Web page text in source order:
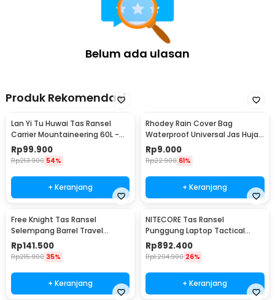
Belum ada ulasan
Produk Rekomendasi
Lan Yi Tu Huwai Tas Ransel
Carrier Mountaineering 60L -
GC64
Rp99.900
Rp213.900 54%
+ Keranjang
Rhodey Rain Cover Bag
Waterproof Universal Jas Hujan
Tas Ransel 30-40L - WB20
Rp9.000
Rp22.900 61%
+ Keranjang
Free Knight Tas Ransel
Selempang Barrel Travel
Mountaineering Canvas -
CC05
Rp141.500
Rp215.900 35%
+ Keranjang
NITECORE Tas Ransel
Punggung Laptop Tactical
Backpack Outdoor - BP20
Rp892.400
Rp1.204.900 26%
+ Keranjang